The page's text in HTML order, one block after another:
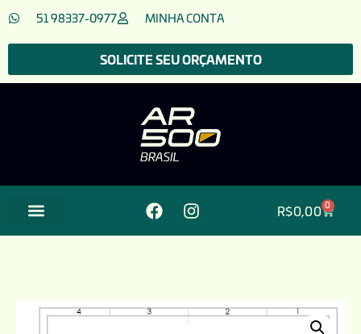
51 98337-0977 MINHA CONTA
SOLICITE SEU ORÇAMENTO
R$0,00 0